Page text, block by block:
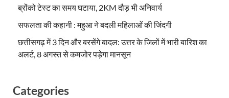
ब्रोंको टेस्ट का समय घटाया, 2KM दौड़ भी अनिवार्य
सफलता की कहानी : महुआ ने बदली महिलाओं की जिंदगी
छत्तीसगढ़ में 3 दिन और बरसेंगे बादल: उत्तर के जिलों में भारी बारिश का
अलर्ट, 8 अगस्त से कमजोर पड़ेगा मानसून
Categories